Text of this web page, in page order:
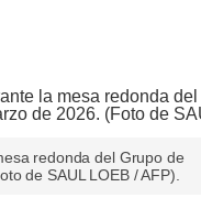
redonda del Grupo de
de SAUL LOEB / AFP).